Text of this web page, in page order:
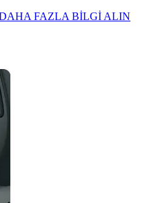
FAZLA BİLGİ ALIN